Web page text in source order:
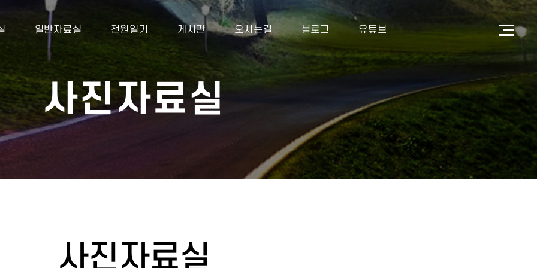
일반자료실 전원일기 게시판 오시는길 블로그 유튜브
사진자료실
사진자료실